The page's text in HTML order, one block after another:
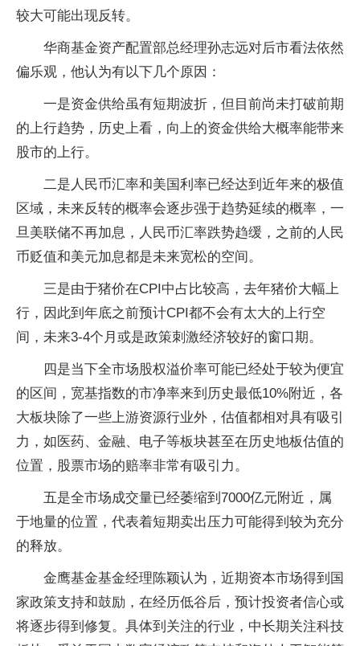
较大可能出现反转。
华商基金资产配置部总经理孙志远对后市看法依然
偏乐观，他认为有以下几个原因：
一是资金供给虽有短期波折，但目前尚未打破前期
的上行趋势，历史上看，向上的资金供给大概率能带来
股市的上行。
二是人民币汇率和美国利率已经达到近年来的极值
区域，未来反转的概率会逐步强于趋势延续的概率，一
旦美联储不再加息，人民币汇率跌势趋缓，之前的人民
币贬值和美元加息都是未来宽松的空间。
三是由于猪价在CPI中占比较高，去年猪价大幅上
行，因此到年底之前预计CPI都不会有太大的上行空
间，未来3-4个月或是政策刺激经济较好的窗口期。
四是当下全市场股权溢价率可能已经处于较为便宜
的区间，宽基指数的市净率来到历史最低10%附近，各
大板块除了一些上游资源行业外，估值都相对具有吸引
力，如医药、金融、电子等板块甚至在历史地板估值的
位置，股票市场的赔率非常有吸引力。
五是全市场成交量已经萎缩到7000亿元附近，属
于地量的位置，代表着短期卖出压力可能得到较为充分
的释放。
金鹰基金基金经理陈颖认为，近期资本市场得到国
家政策支持和鼓励，在经历低谷后，预计投资者信心或
将逐步得到修复。具体到关注的行业，中长期关注科技